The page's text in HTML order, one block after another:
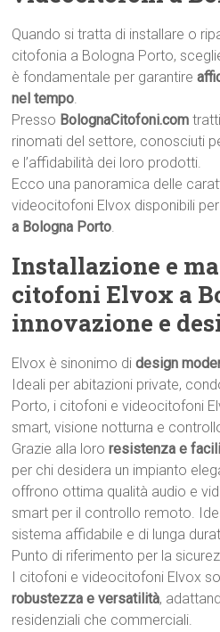
Quando si tratta di installare o
citofonia a Bologna Porto,
è fondamentale per garantire
nel tempo.
Presso BolognaCitofoni.com
rinomati del settore, conosciuti
e l’affidabilità dei loro prodotti.
Ecco una panoramica delle
videocitofoni Elvox disponibili per
a Bologna Porto.
Installazione e
citofoni Elvox a
innovazione e
Elvox è sinonimo didesign
Ideali per abitazioni private,
Porto, i citofoni e videocitofoni
smart, visione notturna e
Grazie alla lororesistenza e
per chi desidera un impianto
offrono ottima qualità audio e
smart per il controllo remoto.
sistema affidabile e di lunga
Punto di riferimento per la
I citofoni e videocitofoni Elvox
robustezza e versatilità,
residenziali che commerciali.